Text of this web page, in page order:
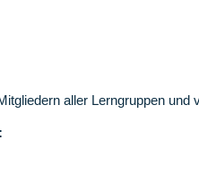
aller Lerngruppen